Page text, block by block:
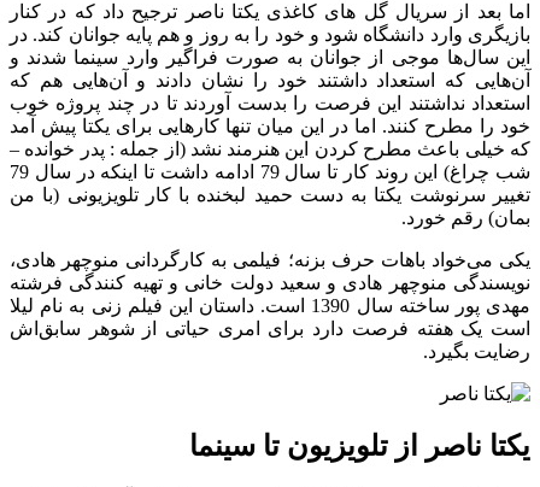
اما بعد از سریال گل های کاغذی یکتا ناصر ترجیح داد که در کنار
بازیگری وارد دانشگاه شود و خود را به روز و هم پایه جوانان کند. در
این سال‌ها موجی از جوانان به صورت فراگیر وارد سینما شدند و
آن‌هایی که استعداد داشتند خود را نشان دادند و آن‌هایی هم که
استعداد نداشتند این فرصت را بدست آوردند تا در چند پروژه خوب
خود را مطرح کنند. اما در این میان تنها کارهایی برای یکتا پیش آمد
که خیلی باعث مطرح کردن این هنرمند نشد (از جمله : پدر خوانده –
شب چراغ) این روند کار تا سال 79 ادامه داشت تا اینکه در سال 79
تغییر سرنوشت یکتا به دست حمید لبخنده با کار تلویزیونی (با من
بمان) رقم خورد.
یکی می‌خواد باهات حرف بزنه؛ فیلمی به کارگردانی منوچهر هادی،
نویسندگی منوچهر هادی و سعید دولت خانی و تهیه کنندگی فرشته
مهدی پور ساخته سال 1390 است. داستان این فیلم زنی به نام لیلا
است یک هفته فرصت دارد برای امری حیاتی از شوهر سابق‌اش
رضایت بگیرد.
یکتا ناصر از تلویزیون تا سینما